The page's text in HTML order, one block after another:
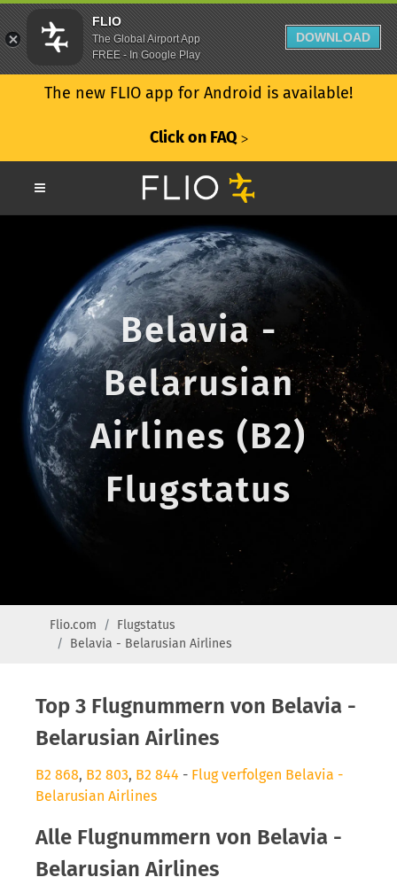
The new FLIO app for Android is available!
Click on FAQ ᐳ
Belavia -
Belarusian
Airlines (B2)
Flugstatus
Flio.com
Flugstatus
Belavia - Belarusian Airlines
Top 3 Flugnummern von Belavia -
Belarusian Airlines
B2 868, B2 803, B2 844 - Flug verfolgen Belavia -
Belarusian Airlines
Alle Flugnummern von Belavia -
Belarusian Airlines
FLIO
The Global Airport App
FREE - In Google Play
DOWNLOAD